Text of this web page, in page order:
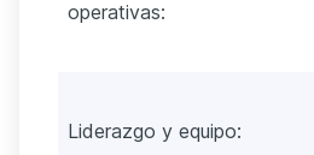
operativas:
Liderazgo y equipo: